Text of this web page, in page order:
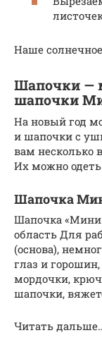
Наше
Шапочки —
шапочки
На новый год
и шапочки с
вам несколько
Их можно одеть
Шапочка
Шапочка
область Для
(основа),
глаз и
мордочки,
шапочки,
Читать